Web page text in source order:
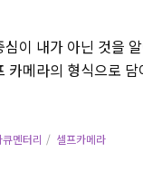
이 내가 아닌 것을
카메라의 형식으로
큐멘터리 셀프카메라